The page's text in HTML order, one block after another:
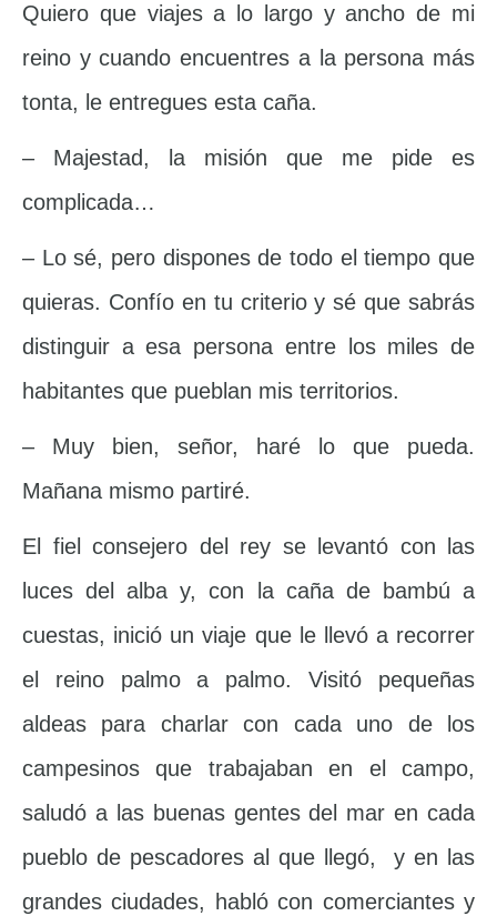
Quiero que viajes a lo largo y ancho de mi
reino y cuando encuentres a la persona más
tonta, le entregues esta caña.
– Majestad, la misión que me pide es
complicada…
– Lo sé, pero dispones de todo el tiempo que
quieras. Confío en tu criterio y sé que sabrás
distinguir a esa persona entre los miles de
habitantes que pueblan mis territorios.
– Muy bien, señor, haré lo que pueda.
Mañana mismo partiré.
El fiel consejero del rey se levantó con las
luces del alba y, con la caña de bambú a
cuestas, inició un viaje que le llevó a recorrer
el reino palmo a palmo. Visitó pequeñas
aldeas para charlar con cada uno de los
campesinos que trabajaban en el campo,
saludó a las buenas gentes del mar en cada
pueblo de pescadores al que llegó, y en las
grandes ciudades, habló con comerciantes y